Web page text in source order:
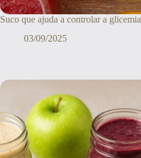
Suco que ajuda a controlar a glicemia
03/09/2025